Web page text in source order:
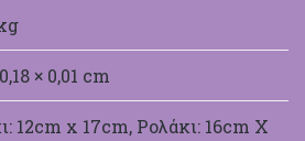
× 0,01 cm
12cm x 17cm, Ρολάκι: 16cm X